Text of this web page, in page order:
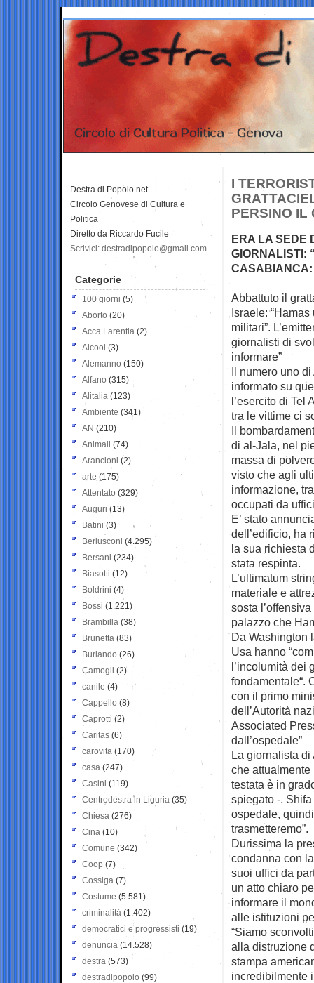
I
PERSINO IL
ERA LA SEDE
GIORNALISTI:
CASABIANCA:
Abbattuto il
Israele:
militari”.
giornalisti di
informare”
Il numero uno di
informato su
l’esercito di Tel
tra le vittime ci
Il
di al-Jala, nel
massa di
visto che agli
informazione,
occupati da
E’ stato
dell’edificio, ha
la sua richiesta
stata respinta.
L’ultimatum
materiale e
sosta
palazzo che
Da Washington
Usa hanno
l’incolumità dei
fondamentale“.
con il primo
dell’Autorità
Associated
dall’ospedale”
La giornalista di
che attualmente
testata è in
spiegato -.
ospedale,
trasmetteremo”.
Durissima la
condanna con
suoi uffici da
un atto chiaro
informare il
alle istituzioni
“Siamo
alla distruzione
stampa
incredibilmente
Destra di Popolo.net
Circolo Genovese di Cultura e
Politica
Diretto da Riccardo Fucile
Scrivici: destradipopolo@gmail.com
Categorie
100 giorni (5)
Aborto (20)
Acca Larentia (2)
Alcool (3)
Alemanno (150)
Alfano (315)
Alitalia (123)
Ambiente (341)
AN (210)
Animali (74)
Arancioni (2)
arte (175)
Attentato (329)
Auguri (13)
Batini (3)
Berlusconi (4.295)
Bersani (234)
Biasotti (12)
Boldrini (4)
Bossi (1.221)
Brambilla (38)
Brunetta (83)
Burlando (26)
Camogli (2)
canile (4)
Cappello (8)
Caprotti (2)
Caritas (6)
carovita (170)
casa (247)
Casini (119)
Centrodestra in Liguria (35)
Chiesa (276)
Cina (10)
Comune (342)
Coop (7)
Cossiga (7)
Costume (5.581)
criminalità (1.402)
democratici e progressisti (19)
denuncia (14.528)
destra (573)
destradipopolo (99)